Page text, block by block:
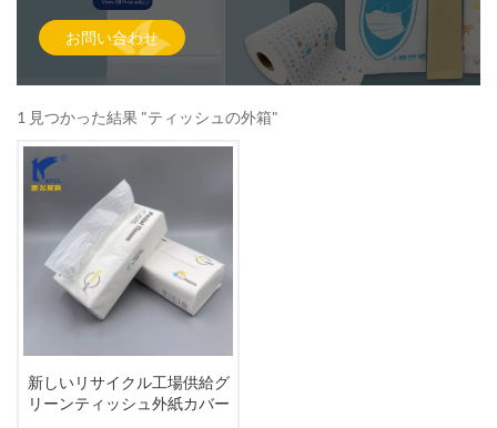
お問い合わせ
1 見つかった結果 "ティッシュの外箱"
新しいリサイクル工場供給グ
リーンティッシュ外紙カバー